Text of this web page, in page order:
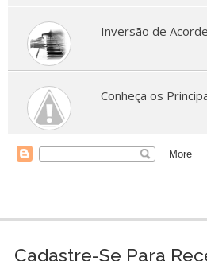
Inversão de
Conheça os
Cadastre-Se Para